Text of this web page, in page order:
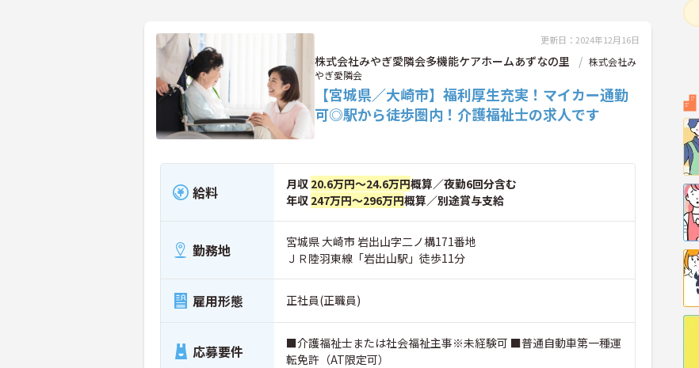
更新日：2024年12月16日
株式会社みやぎ愛隣会多機能ケアホームあずなの里
株式会社み
やぎ愛隣会
【宮城県／大崎市】福利厚生充実！マイカー通勤
可◎駅から徒歩圏内！介護福祉士の求人です
給料 月収 20.6万円～24.6万円概算／夜勤6回分含む
年収 247万円～296万円概算／別途賞与支給
勤務地
宮城県 大崎市 岩出山字二ノ構171番地
ＪＲ陸羽東線「岩出山駅」徒歩11分
雇用形態 正社員(正職員)
応募要件
■介護福祉士または社会福祉主事※未経験可 ■普通自動車第一種運
転免許（AT限定可）